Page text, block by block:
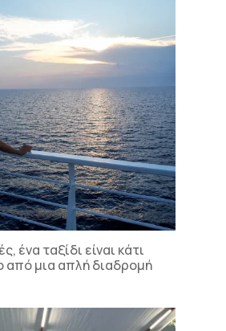
ένα ταξίδι είναι κάτι
από μια απλή διαδρομή